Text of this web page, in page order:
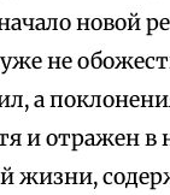
новой
не
а
и отражен
жизни,